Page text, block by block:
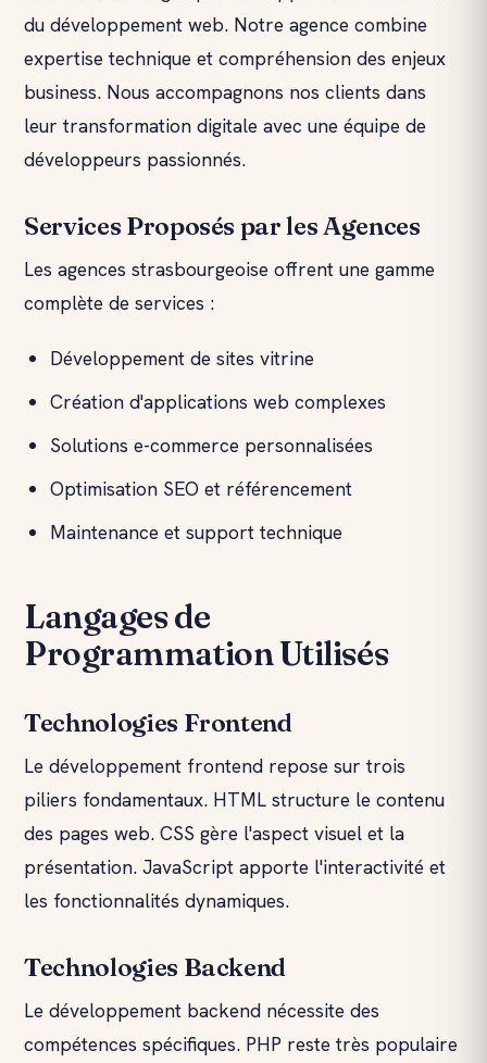
du développement web. Notre agence combine
expertise technique et compréhension des enjeux
business. Nous accompagnons nos clients dans
leur transformation digitale avec une équipe de
développeurs passionnés.
Services Proposés par les Agences
Les agences strasbourgeoise offrent une gamme
complète de services :
Développement de sites vitrine
Création d'applications web complexes
Solutions e-commerce personnalisées
Optimisation SEO et référencement
Maintenance et support technique
Langages de
Programmation Utilisés
Technologies Frontend
Le développement frontend repose sur trois
piliers fondamentaux. HTML structure le contenu
des pages web. CSS gère l'aspect visuel et la
présentation. JavaScript apporte l'interactivité et
les fonctionnalités dynamiques.
Technologies Backend
Le développement backend nécessite des
compétences spécifiques. PHP reste très populaire